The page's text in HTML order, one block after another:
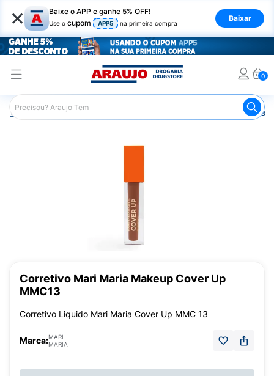
× Baixe o APP e ganhe 5% OFF!
Use o cupom APP5 na primeira compra
Baixar
0
Araujo Maquiagem
Corretivo Mari Maria Makeup Cover Up
MMC13
Corretivo Liquido Mari Maria Cover Up MMC 13
Marca:MARI
MARIA